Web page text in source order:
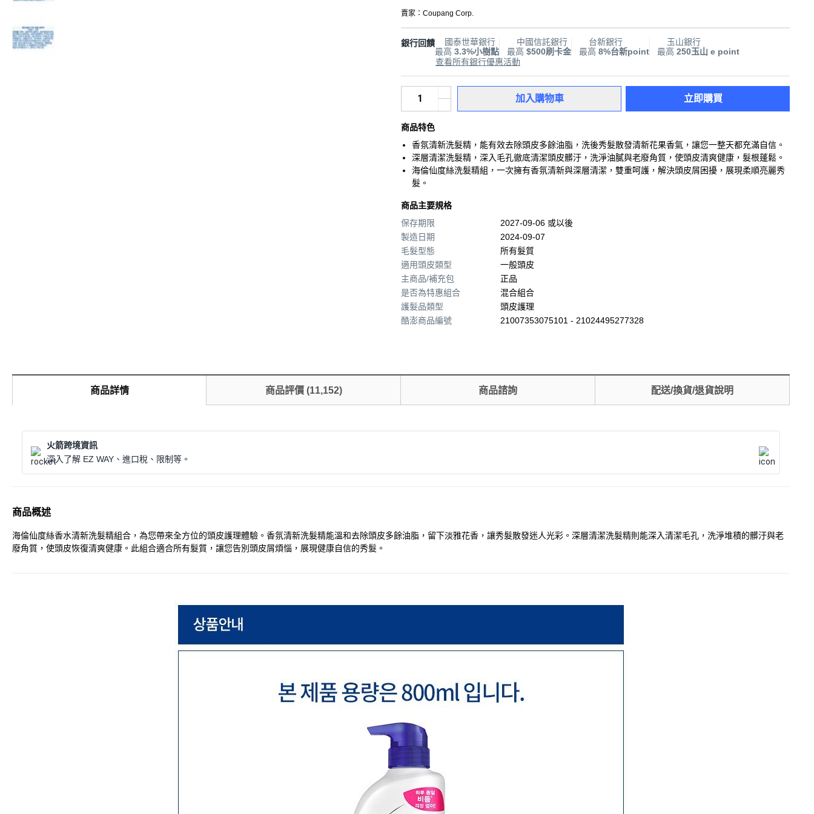
賣家： Coupang Corp.
銀行回饋
國泰世華銀行
最高 3.3%小樹點
中國信託銀行
最高 $500刷卡金
台新銀行
最高 8%台新point
玉山銀行
最高 250玉山 e point
查看所有銀行優惠活動
加入購物車 立即購買
商品特色
香氛清新洗髮精，能有效去除頭皮多餘油脂，洗後秀髮散發清新花果香氣，讓您一整天都充滿自信。
深層清潔洗髮精，深入毛孔徹底清潔頭皮髒汙，洗淨油膩與老廢角質，使頭皮清爽健康，髮根蓬鬆。
海倫仙度絲洗髮精組，一次擁有香氛清新與深層清潔，雙重呵護，解決頭皮屑困擾，展現柔順亮麗秀
髮。
商品主要規格
保存期限
2027-09-06 或以後
製造日期
2024-09-07
毛髮型態
所有髮質
適用頭皮類型
一般頭皮
主商品/補充包
正品
是否為特惠組合
混合組合
護髮品類型
頭皮護理
酷澎商品編號
21007353075101 - 21024495277328
商品詳情 商品評價(11,152) 商品諮詢 配送/換貨/退貨說明
火箭跨境資訊
深入了解 EZ WAY、進口稅、限制等。
商品概述
海倫仙度絲香水清新洗髮精組合，為您帶來全方位的頭皮護理體驗。香氛清新洗髮精能溫和去除頭皮多餘油脂，留下淡雅花香，讓秀髮散發迷人光彩。深層清潔洗髮精則能深入清潔毛孔，洗淨堆積的髒汙與老
廢角質，使頭皮恢復清爽健康。此組合適合所有髮質，讓您告別頭皮屑煩惱，展現健康自信的秀髮。